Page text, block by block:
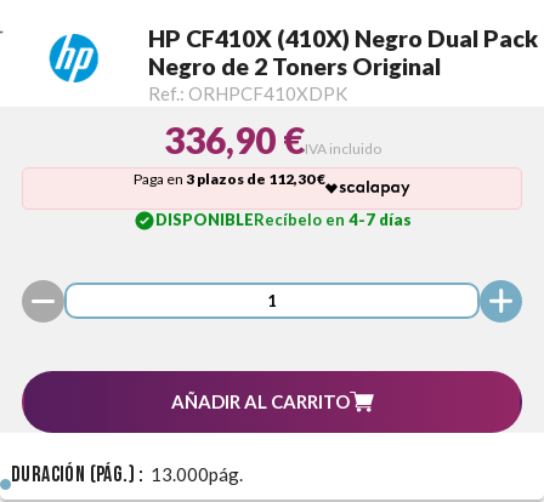
HP CF410X (410X) Negro Dual Pack
Negro de 2 Toners Original
Ref.: ORHPCF410XDPK
336,90 €IVA incluido
Paga en 3 plazos de 112,30 €
DISPONIBLERecíbelo en 4-7 días
AÑADIR AL CARRITO
Duración (pág.) : 13.000pág.